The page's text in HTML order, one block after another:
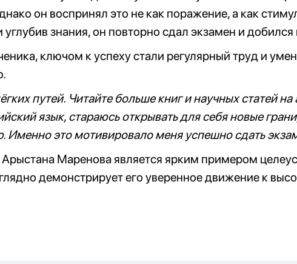
он воспринял это не как поражение, а как
углубив знания, он повторно сдал экзамен и
ключом к успеху стали регулярный труд и
путей. Читайте больше книг и научных статей
язык, стараюсь открывать для себя новые
Именно это мотивировало меня успешно сдать
Маренова является ярким примером
демонстрирует его уверенное движение к